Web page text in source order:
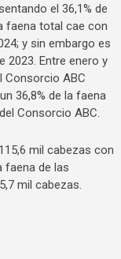
el 36,1% de
faena total cae con
y sin embargo es
2023. Entre enero y
Consorcio ABC
36,8% de la faena
Consorcio ABC.
mil cabezas con
faena de las
mil cabezas.